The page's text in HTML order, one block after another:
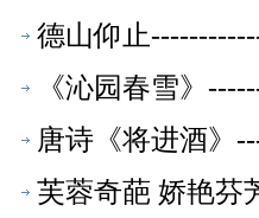
德山仰止
《沁园春雪》
唐诗《将进酒》
芙蓉奇葩 娇艳芬